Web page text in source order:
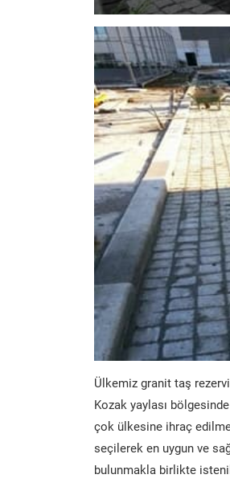
Ülkemiz granit taş
Kozak yaylası
çok ülkesine ihraç
seçilerek en uygun ve
bulunmakla birlikte